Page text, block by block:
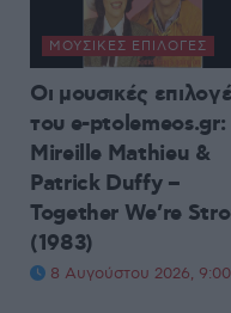
ΜΟΥΣΙΚΈΣ ΕΠΙΛΟΓΈΣ
Οι μουσικές
του e-ptolemeos.gr:
Mireille Mathieu &
Patrick Duffy –
Together We’re
(1983)
8 Αυγούστου 2026,